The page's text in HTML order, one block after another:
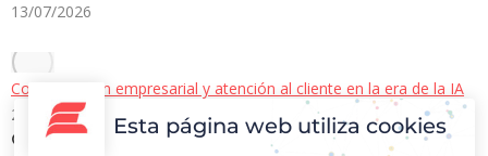
13/07/2026
Comunicación empresarial y atención al cliente en la era de la IA
22/06/2026
Contacto Iberian Press
Esta página web utiliza cookies